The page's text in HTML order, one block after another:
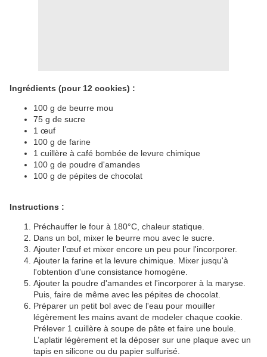
Ingrédients (pour 12 cookies) :
100 g de beurre mou
75 g de sucre
1 œuf
100 g de farine
1 cuillère à café bombée de levure chimique
100 g de poudre d'amandes
100 g de pépites de chocolat
Instructions :
Préchauffer le four à 180°C, chaleur statique.
Dans un bol, mixer le beurre mou avec le sucre.
Ajouter l’œuf et mixer encore un peu pour l'incorporer.
Ajouter la farine et la levure chimique. Mixer jusqu'à
l'obtention d'une consistance homogène.
Ajouter la poudre d'amandes et l'incorporer à la maryse.
Puis, faire de même avec les pépites de chocolat.
Préparer un petit bol avec de l'eau pour mouiller
légèrement les mains avant de modeler chaque cookie.
Prélever 1 cuillère à soupe de pâte et faire une boule.
L’aplatir légèrement et la déposer sur une plaque avec un
tapis en silicone ou du papier sulfurisé.